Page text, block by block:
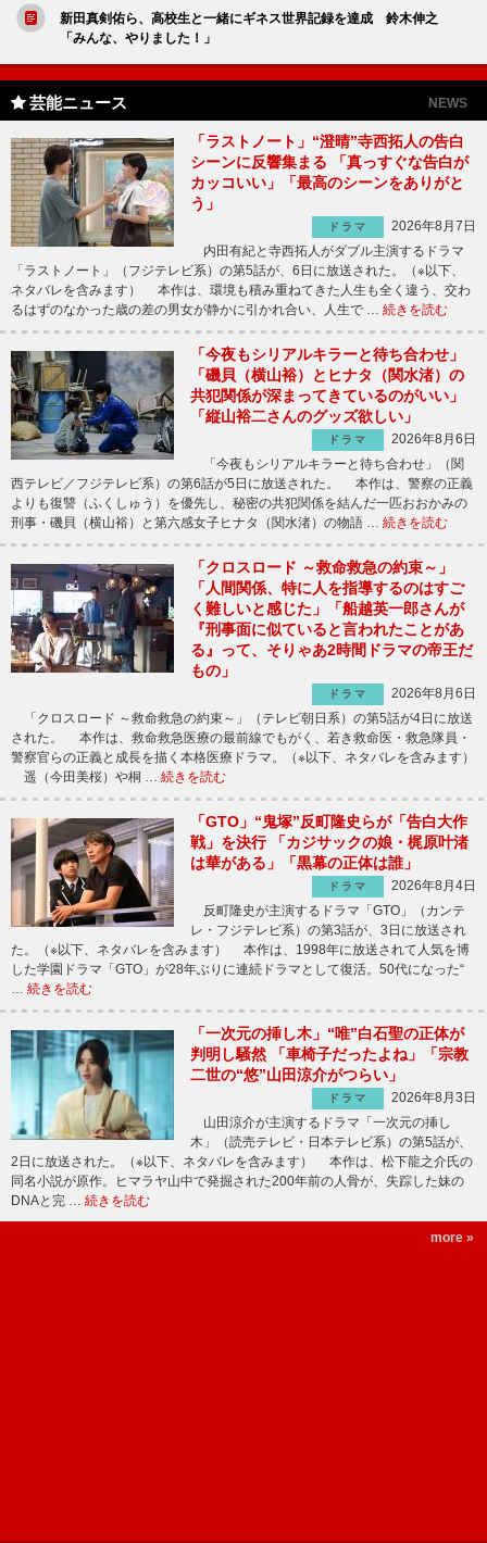
新田真剣佑ら、高校生と一緒にギネス世界記録を達成 鈴木伸之
「みんな、やりました！」
芸能ニュース NEWS
「ラストノート」“澄晴”寺西拓人の告白
シーンに反響集まる 「真っすぐな告白が
カッコいい」「最高のシーンをありがと
う」
ドラマ
2026年8月7日
内田有紀と寺西拓人がダブル主演するドラマ
「ラストノート」（フジテレビ系）の第5話が、6日に放送された。（※以下、
ネタバレを含みます） 本作は、環境も積み重ねてきた人生も全く違う、交わ
るはずのなかった歳の差の男女が静かに引かれ合い、人生で … 続きを読む
「今夜もシリアルキラーと待ち合わせ」
「磯貝（横山裕）とヒナタ（関水渚）の
共犯関係が深まってきているのがいい」
「縦山裕二さんのグッズ欲しい」
ドラマ
2026年8月6日
「今夜もシリアルキラーと待ち合わせ」（関
西テレビ／フジテレビ系）の第6話が5日に放送された。 本作は、警察の正義
よりも復讐（ふくしゅう）を優先し、秘密の共犯関係を結んだ一匹おおかみの
刑事・磯貝（横山裕）と第六感女子ヒナタ（関水渚）の物語 … 続きを読む
「クロスロード ～救命救急の約束～」
「人間関係、特に人を指導するのはすご
く難しいと感じた」「船越英一郎さんが
『刑事面に似ていると言われたことがあ
る』って、そりゃあ2時間ドラマの帝王だ
もの」
ドラマ
2026年8月6日
「クロスロード ～救命救急の約束～」（テレビ朝日系）の第5話が4日に放送
された。 本作は、救命救急医療の最前線でもがく、若き救命医・救急隊員・
警察官らの正義と成長を描く本格医療ドラマ。（※以下、ネタバレを含みます）
遥（今田美桜）や桐 … 続きを読む
「GTO」“鬼塚”反町隆史らが「告白大作
戦」を決行 「カジサックの娘・梶原叶渚
は華がある」「黒幕の正体は誰」
ドラマ
2026年8月4日
反町隆史が主演するドラマ「GTO」（カンテ
レ・フジテレビ系）の第3話が、3日に放送され
た。（※以下、ネタバレを含みます） 本作は、1998年に放送されて人気を博
した学園ドラマ「GTO」が28年ぶりに連続ドラマとして復活。50代になった“
… 続きを読む
「一次元の挿し木」“唯”白石聖の正体が
判明し騒然 「車椅子だったよね」「宗教
二世の“悠”山田涼介がつらい」
ドラマ
2026年8月3日
山田涼介が主演するドラマ「一次元の挿し
木」（読売テレビ・日本テレビ系）の第5話が、
2日に放送された。（※以下、ネタバレを含みます） 本作は、松下龍之介氏の
同名小説が原作。ヒマラヤ山中で発掘された200年前の人骨が、失踪した妹の
DNAと完 … 続きを読む
more »